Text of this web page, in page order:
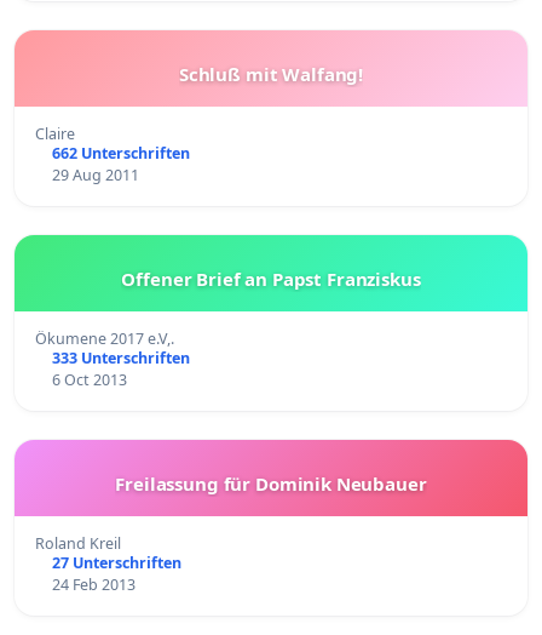
Schluß mit Walfang!
Claire
662 Unterschriften
29 Aug 2011
Offener Brief an Papst Franziskus
Ökumene 2017 e.V,.
333 Unterschriften
6 Oct 2013
Freilassung für Dominik Neubauer
Roland Kreil
27 Unterschriften
24 Feb 2013